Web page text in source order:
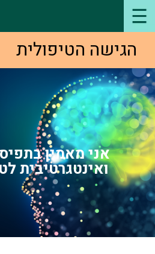
הגישה הטיפולית
אני מאמין
ואינטגרטיבית